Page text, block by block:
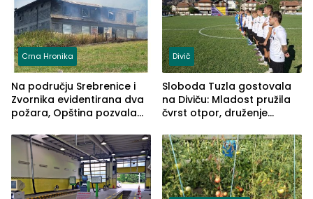
Crna Hronika
Na području Srebrenice i
Zvornika evidentirana dva
požara, Opština pozvala
Divič
Sloboda Tuzla gostovala
na Diviču: Mladost pružila
čvrst otpor, druženje
jezera